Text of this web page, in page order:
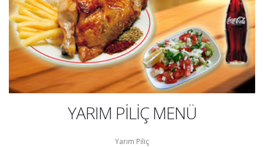
YARIM PİLİÇ MENÜ
Yarım Piliç